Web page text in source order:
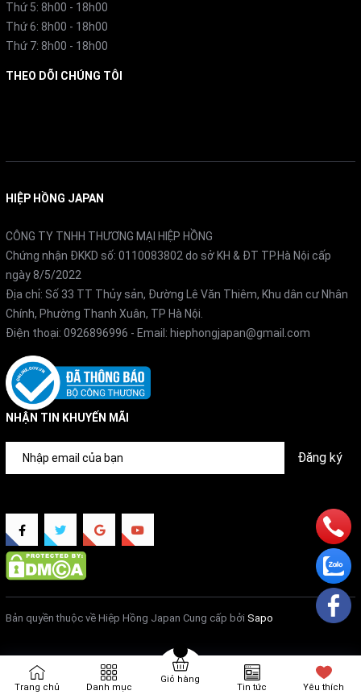
thước đến 0,1 µm.
Không dùng điện, không nước thải
trường.
Bộ phụ kiện kết nối tiêu chuẩn Nhật Bản
mòn, dễ vệ sinh.
Bình lọc nhỏ gọn
Kích thước chỉ 280 × 280 mm, lắp đặt linh hoạt dưới
chậu rửa.
>> Tham khảocách sử dụng Máy lọc nước Mitsubishi
Cleansui
II. Tính năng nổi bật của máy lọc nước Mitsubishi
Công suất lọc 8.000 lít, lưu lượng 3 lít/phút, phù hợp
Thứ 5: 8h00 - 18h00
Thứ 6: 8h00 - 18h00
Thứ 7: 8h00 - 18h00
THEO DÕI CHÚNG TÔI
HIỆP HỒNG JAPAN
CÔNG TY TNHH THƯƠNG MẠI HIỆP HỒNG
Chứng nhận ĐKKD số: 0110083802 do sở KH & ĐT TP.Hà Nội cấp
ngày 8/5/2022
Địa chỉ: Số 33 TT Thủy sản, Đường Lê Văn Thiêm, Khu dân cư Nhân
Chính, Phường Thanh Xuân, TP Hà Nội.
Điện thoại: 0926896996 - Email: hiephongjapan@gmail.com
NHẬN TIN KHUYẾN MÃI
Đăng ký
Bản quyền thuộc về Hiệp Hồng Japan Cung cấp bởi Sapo
Trang chủ Danh mục
Giỏ hàng
Tin tức Yêu thích